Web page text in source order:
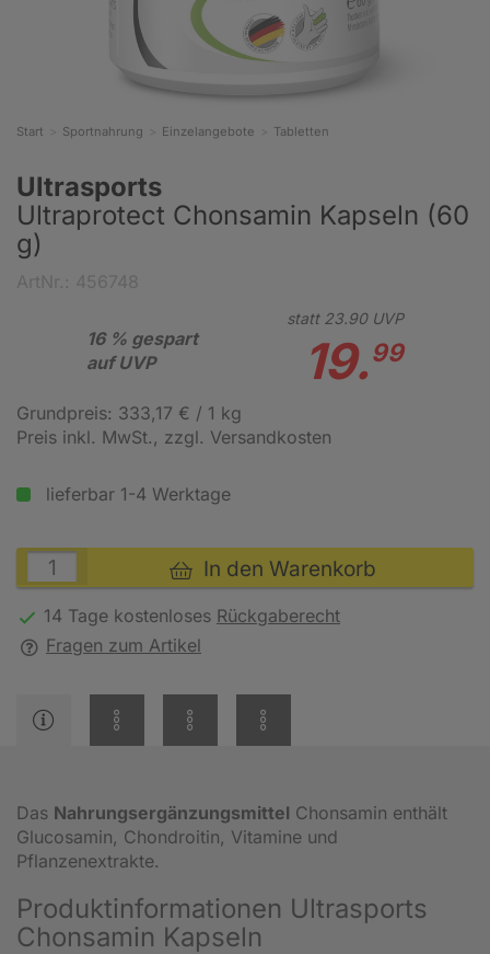
Start Sportnahrung Einzelangebote Tabletten
Ultrasports
Ultraprotect Chonsamin Kapseln (60
g)
16 % gespart
auf UVP
statt 23.90UVP
19.99
Grundpreis: 333,17 € / 1 kg
Preis inkl. MwSt., zzgl. Versandkosten
lieferbar 1-4 Werktage
In den Warenkorb
14 Tage kostenloses Rückgaberecht
Fragen zum Artikel
Das Nahrungsergänzungsmittel Chonsamin enthält
Glucosamin, Chondroitin, Vitamine und
Pflanzenextrakte.
Produktinformationen Ultrasports
Chonsamin Kapseln